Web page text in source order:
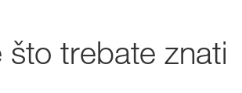
što trebate znati